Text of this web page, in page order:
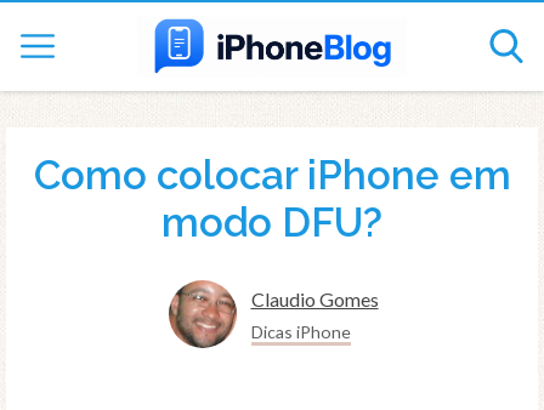
Como colocar iPhone em
modo DFU?
Claudio Gomes
Dicas iPhone